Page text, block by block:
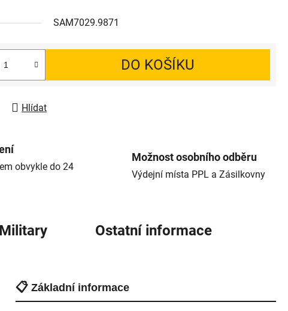
SAM7029.9871
DO KOŠÍKU
Hlídat
obvykle do 24
Možnost osobního odběru
Výdejní místa PPL a Zásilkovny
Ostatní informace
📋 Základní informace